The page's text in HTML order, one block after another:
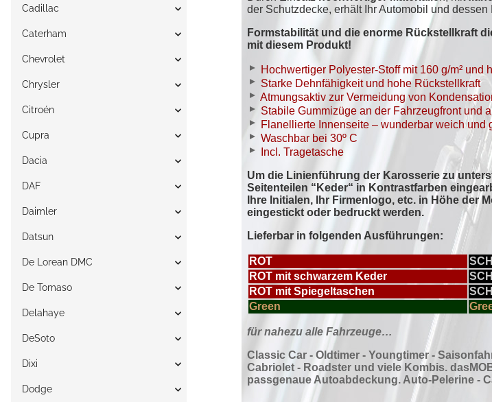
Cadillac
Caterham
Chevrolet
Chrysler
Citroén
Cupra
Dacia
DAF
Daimler
Datsun
De Lorean DMC
De Tomaso
Delahaye
DeSoto
Dixi
Dodge